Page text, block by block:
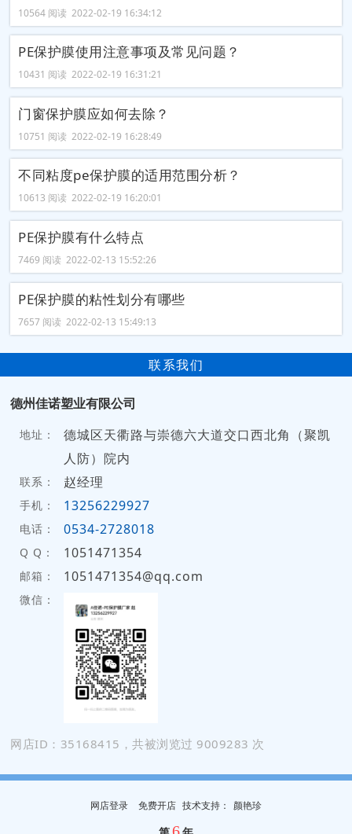
10564 阅读 2022-02-19 16:34:12
PE保护膜使用注意事项及常见问题？
10431 阅读 2022-02-19 16:31:21
门窗保护膜应如何去除？
10751 阅读 2022-02-19 16:28:49
不同粘度pe保护膜的适用范围分析？
10613 阅读 2022-02-19 16:20:01
PE保护膜有什么特点
7469 阅读 2022-02-13 15:52:26
PE保护膜的粘性划分有哪些
7657 阅读 2022-02-13 15:49:13
联系我们
德州佳诺塑业有限公司
地址：
德城区天衢路与崇德六大道交口西北角（聚凯
人防）院内
联系： 赵经理
手机： 13256229927
电话： 0534-2728018
Q Q： 1051471354
邮箱： 1051471354@qq.com
微信：
网店ID：35168415，共被浏览过 9009283 次
网店登录 免费开店 技术支持 ： 颜艳珍